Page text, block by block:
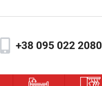
+38 095 022 2080